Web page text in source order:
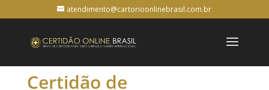
atendimento@cartorioonlinebrasil.com.br
Certidão de